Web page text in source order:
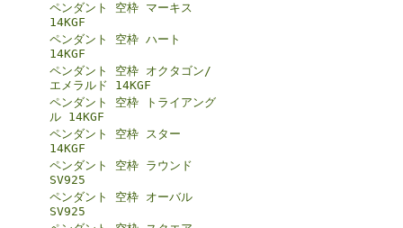
ペンダント 空枠 マーキス
14KGF
ペンダント 空枠 ハート
14KGF
ペンダント 空枠 オクタゴン/
エメラルド 14KGF
ペンダント 空枠 トライアング
ル 14KGF
ペンダント 空枠 スター
14KGF
ペンダント 空枠 ラウンド
SV925
ペンダント 空枠 オーバル
SV925